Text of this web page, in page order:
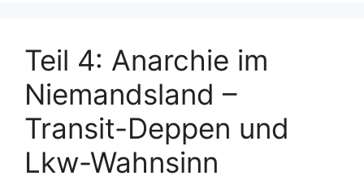
Teil 4: Anarchie im
Niemandsland –
Transit-Deppen und
Lkw-Wahnsinn